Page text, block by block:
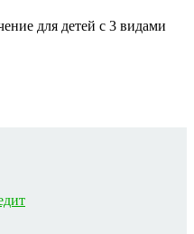
для детей с 3 видами